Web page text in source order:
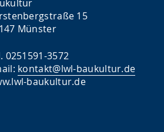
15
Münster
0251591-3572
kontakt@lwl-baukultur.de
baukultur.de